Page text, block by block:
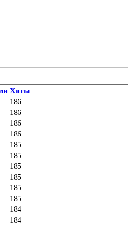
Хиты
186
186
186
186
185
185
185
185
185
185
184
184